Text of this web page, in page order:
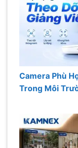
Camera Phù
Trong Môi